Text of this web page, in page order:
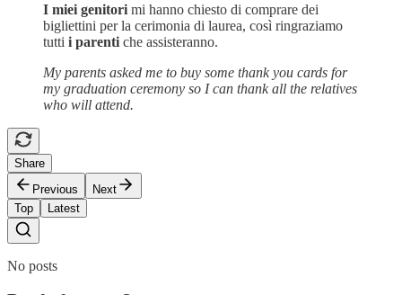
I miei genitori mi hanno chiesto di comprare dei
bigliettini per la cerimonia di laurea, così ringraziamo
tutti i parenti che assisteranno.
My parents asked me to buy some thank you cards for
my graduation ceremony so I can thank all the relatives
who will attend.
Share
Previous
Next
Top
Latest
No posts